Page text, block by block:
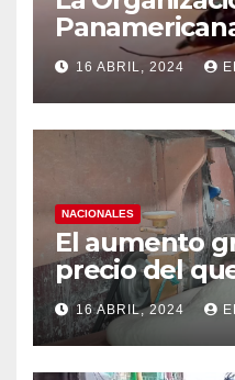
(OPS),
medidas
casos de
16 ABRIL, 2024
NACIONALES
El aumento
precio del
efectos a las
16 ABRIL, 2024